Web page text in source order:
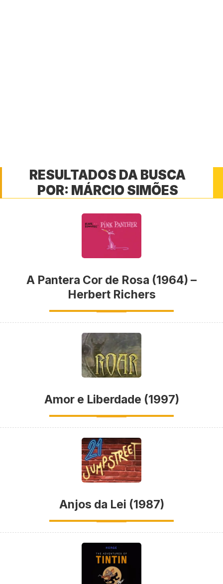
RESULTADOS DA BUSCA
POR: MÁRCIO SIMÕES
A Pantera Cor de Rosa (1964) –
Herbert Richers
Amor e Liberdade (1997)
Anjos da Lei (1987)